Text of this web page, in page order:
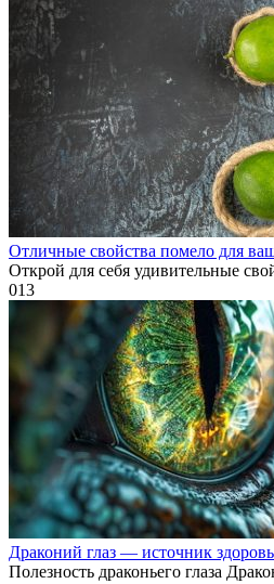
Отличные свойства помело для
Открой для себя удивительные
013
Драконий глаз — источник
Полезность драконьего глаза